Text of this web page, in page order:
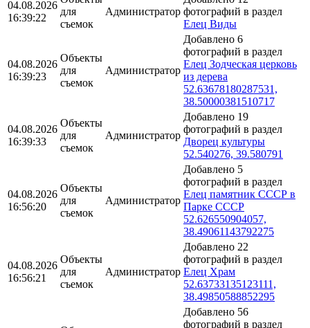
04.08.2026
16:39:22
для
съемок
Администратор фотографий в раздел
Елец Виды
04.08.2026
16:39:23
Объекты
для
съемок
Администратор
Добавлено 6
фотографий в раздел
Елец Зодческая церковь
из дерева
52.63678180287531,
38.50000381510717
04.08.2026
16:39:33
Объекты
для
съемок
Администратор
Добавлено 19
фотографий в раздел
Дворец культуры
52.540276, 39.580791
04.08.2026
16:56:20
Объекты
для
съемок
Администратор
Добавлено 5
фотографий в раздел
Елец памятник СССР в
Парке СССР
52.626550904057,
38.49061143792275
04.08.2026
16:56:21
Объекты
для
съемок
Администратор
Добавлено 22
фотографий в раздел
Елец Храм
52.63733135123111,
38.49850588852295
Добавлено 56
фотографий в раздел